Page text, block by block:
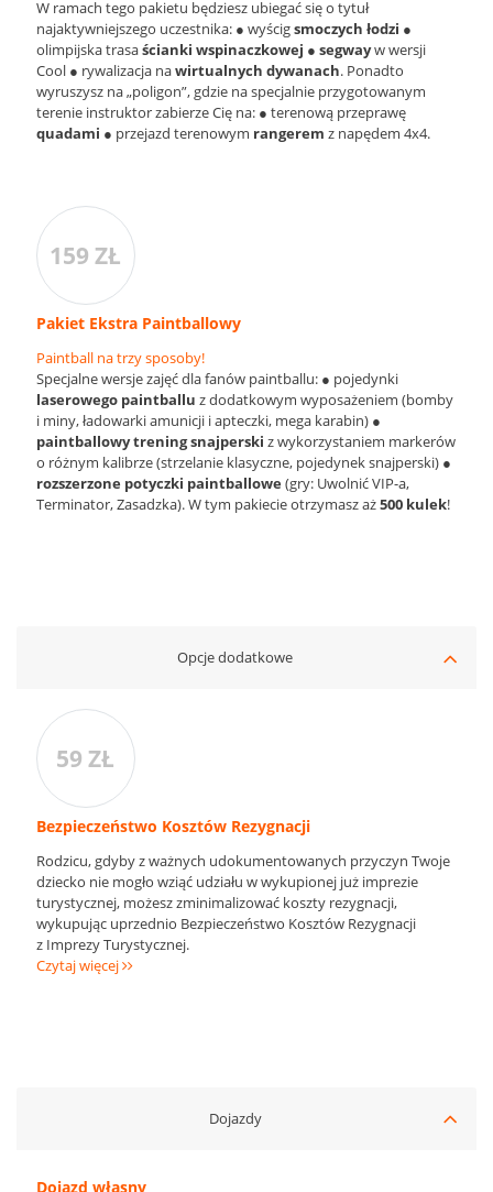
W ramach tego pakietu będziesz ubiegać się o tytuł
najaktywniejszego uczestnika: ● wyścigsmoczych łodzi ●
olimpijska trasaścianki wspinaczkowej ● segwayw wersji
Cool ● rywalizacja nawirtualnych dywanach. Ponadto
wyruszysz na „poligon”, gdzie na specjalnie przygotowanym
terenie instruktor zabierze Cię na: ● terenową przeprawę
quadami ● przejazd terenowym rangerem z napędem 4x4.
159 ZŁ
Pakiet Ekstra Paintballowy
Paintball na trzy sposoby!
Specjalne wersje zajęć dla fanów paintballu: ● pojedynki
laserowego paintballu z dodatkowym wyposażeniem (bomby
i miny, ładowarki amunicji i apteczki, mega karabin) ●
paintballowy trening snajperski z wykorzystaniem markerów
o różnym kalibrze (strzelanie klasyczne, pojedynek snajperski) ●
rozszerzone potyczki paintballowe (gry: Uwolnić VIP-a,
Terminator, Zasadzka). W tym pakiecie otrzymasz aż500 kulek!
Opcje dodatkowe
59 ZŁ
Bezpieczeństwo Kosztów Rezygnacji
Rodzicu, gdyby z ważnych udokumentowanych przyczyn Twoje
dziecko nie mogło wziąć udziału w wykupionej już imprezie
turystycznej, możesz zminimalizować koszty rezygnacji,
wykupując uprzednio Bezpieczeństwo Kosztów Rezygnacji
z Imprezy Turystycznej.
Czytaj więcej
Dojazdy
Dojazd własny